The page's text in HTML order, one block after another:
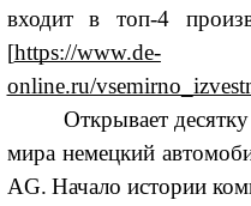
входит в топ-4
[https://www.de-
online.ru/
Открывает
мира немецкий
AG. Начало истории